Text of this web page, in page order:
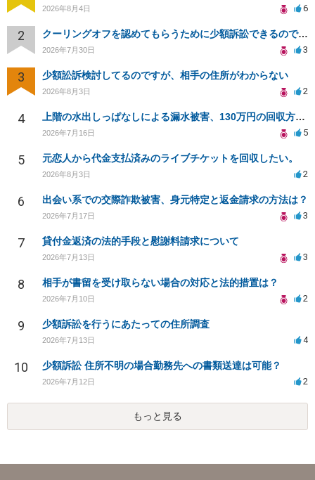
2026年8月4日 6
2 クーリングオフを認めてもらうために少額訴訟できるのでしょうか。
2026年7月30日 3
3 少額訟訴検討してるのですが、相手の住所がわからない
2026年8月3日 2
4 上階の水出しっぱなしによる漏水被害、130万円の回収方法を相談したい
2026年7月16日 5
5 元恋人から代金支払済みのライブチケットを回収したい。
2026年8月3日 2
6 出会い系での交際詐欺被害、身元特定と返金請求の方法は？
2026年7月17日 3
7 貸付金返済の法的手段と慰謝料請求について
2026年7月13日 3
8 相手が書留を受け取らない場合の対応と法的措置は？
2026年7月10日 2
9 少額訴訟を行うにあたっての住所調査
2026年7月13日 4
10 少額訴訟 住所不明の場合勤務先への書類送達は可能？
2026年7月12日 2
もっと見る